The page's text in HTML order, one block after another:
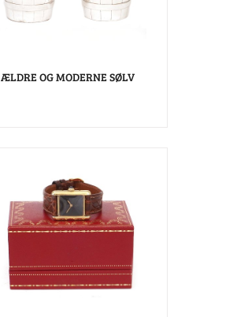
ÆLDRE OG MODERNE SØLV